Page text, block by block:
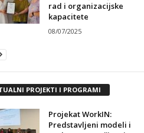
rad i organizacijske
kapacitete
08/07/2025
PROJEKTI I PROGRAMI
Projekat WorkIN:
Predstavljeni modeli i